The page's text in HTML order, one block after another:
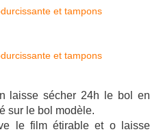
laisse sécher 24h le bol en
sur le bol modèle.
le film étirable et o laisse